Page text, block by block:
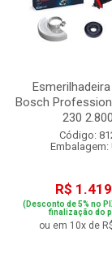
Bosch
230
Código:
Embalagem:
R$
(Desconto de 5% no
finalização do
ou em 10x de